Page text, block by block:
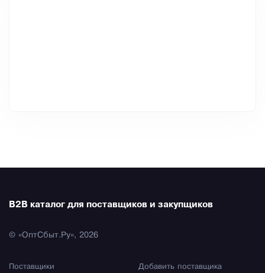
B2B каталог для поставщиков и закупщиков
© «ОптСбыт.Ру», 2026
Поставщики Добавить поставщика